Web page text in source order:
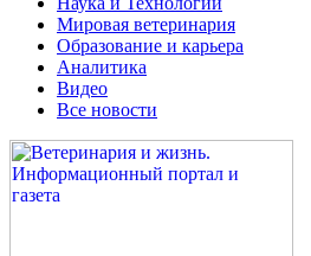
Мировая ветеринария
Образование и карьера
Аналитика
Видео
Все новости